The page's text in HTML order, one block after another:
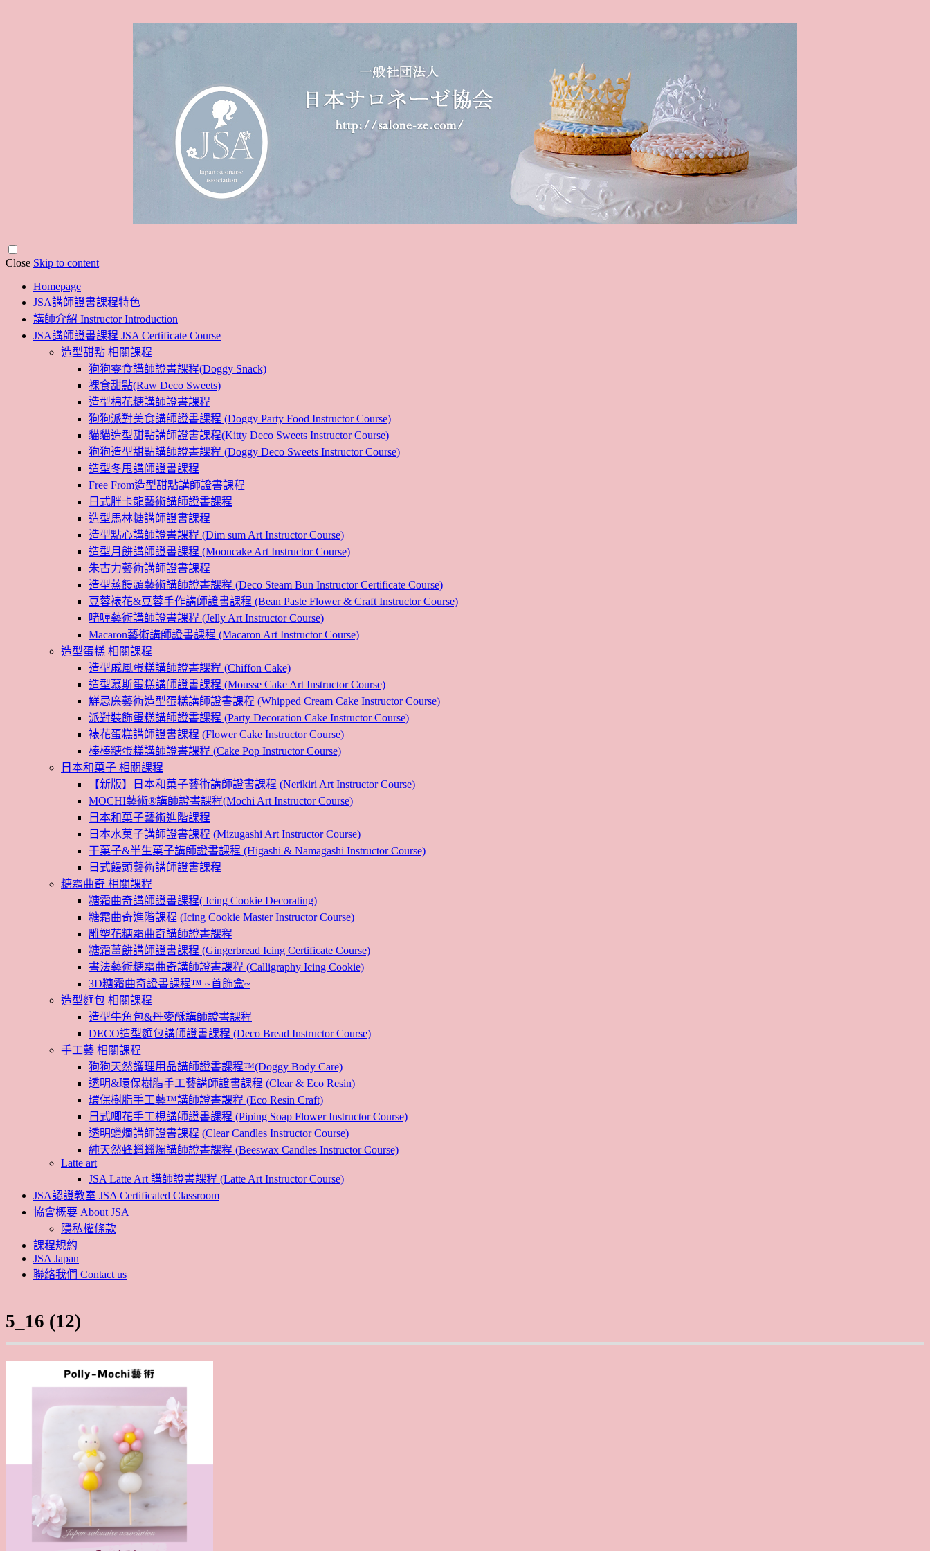
Close Skip to content
Homepage
JSA講師證書課程特色
講師介紹 Instructor Introduction
JSA講師證書課程 JSA Certificate Course
造型甜點 相關課程
狗狗零食講師證書課程(Doggy Snack)
裸食甜點(Raw Deco Sweets)
造型棉花糖講師證書課程
狗狗派對美食講師證書課程 (Doggy Party Food Instructor Course)
貓貓造型甜點講師證書課程(Kitty Deco Sweets Instructor Course)
狗狗造型甜點講師證書課程 (Doggy Deco Sweets Instructor Course)
造型冬甩講師證書課程
Free From造型甜點講師證書課程
日式胖卡龍藝術講師證書課程
造型馬林糖講師證書課程
造型點心講師證書課程 (Dim sum Art Instructor Course)
造型月餅講師證書課程 (Mooncake Art Instructor Course)
朱古力藝術講師證書課程
造型蒸饅頭藝術講師證書課程 (Deco Steam Bun Instructor Certificate Course)
豆蓉裱花&豆蓉手作講師證書課程 (Bean Paste Flower & Craft Instructor Course)
啫喱藝術講師證書課程 (Jelly Art Instructor Course)
Macaron藝術講師證書課程 (Macaron Art Instructor Course)
造型蛋糕 相關課程
造型戚風蛋糕講師證書課程 (Chiffon Cake)
造型慕斯蛋糕講師證書課程 (Mousse Cake Art Instructor Course)
鮮忌廉藝術造型蛋糕講師證書課程 (Whipped Cream Cake Instructor Course)
派對裝飾蛋糕講師證書課程 (Party Decoration Cake Instructor Course)
裱花蛋糕講師證書課程 (Flower Cake Instructor Course)
棒棒糖蛋糕講師證書課程 (Cake Pop Instructor Course)
日本和菓子 相關課程
【新版】日本和菓子藝術講師證書課程 (Nerikiri Art Instructor Course)
MOCHI藝術®講師證書課程(Mochi Art Instructor Course)
日本和菓子藝術進階課程
日本水菓子講師證書課程 (Mizugashi Art Instructor Course)
干菓子&半生菓子講師證書課程 (Higashi & Namagashi Instructor Course)
日式饅頭藝術講師證書課程
糖霜曲奇 相關課程
糖霜曲奇講師證書課程( Icing Cookie Decorating)
糖霜曲奇進階課程 (Icing Cookie Master Instructor Course)
雕塑花糖霜曲奇講師證書課程
糖霜薑餅講師證書課程 (Gingerbread Icing Certificate Course)
書法藝術糖霜曲奇講師證書課程 (Calligraphy Icing Cookie)
3D糖霜曲奇證書課程™ ~首飾盒~
造型麵包 相關課程
造型牛角包&丹麥酥講師證書課程
DECO造型麵包講師證書課程 (Deco Bread Instructor Course)
手工藝 相關課程
狗狗天然護理用品講師證書課程™(Doggy Body Care)
透明&環保樹脂手工藝講師證書課程 (Clear & Eco Resin)
環保樹脂手工藝™講師證書課程 (Eco Resin Craft)
日式唧花手工梘講師證書課程 (Piping Soap Flower Instructor Course)
透明蠟燭講師證書課程 (Clear Candles Instructor Course)
純天然蜂蠟蠟燭講師證書課程 (Beeswax Candles Instructor Course)
Latte art
JSA Latte Art 講師證書課程 (Latte Art Instructor Course)
JSA認證教室 JSA Certificated Classroom
協會概要 About JSA
隱私權條款
課程規約
JSA Japan
聯絡我們 Contact us
5_16 (12)